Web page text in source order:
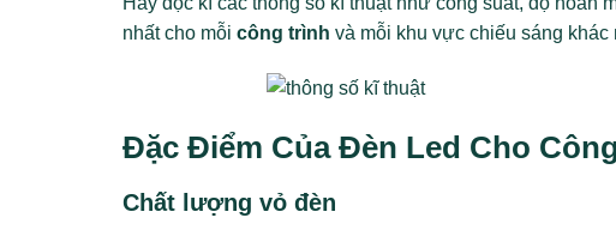
nhất cho mỗi công trình và mỗi khu vực chiếu sáng khác
Đặc Điểm Của Đèn Led Cho
Chất lượng vỏ đèn